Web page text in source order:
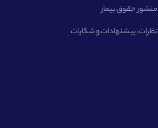
منشور حقوق بیمار
نظرات، پیشنهادات و شکایات